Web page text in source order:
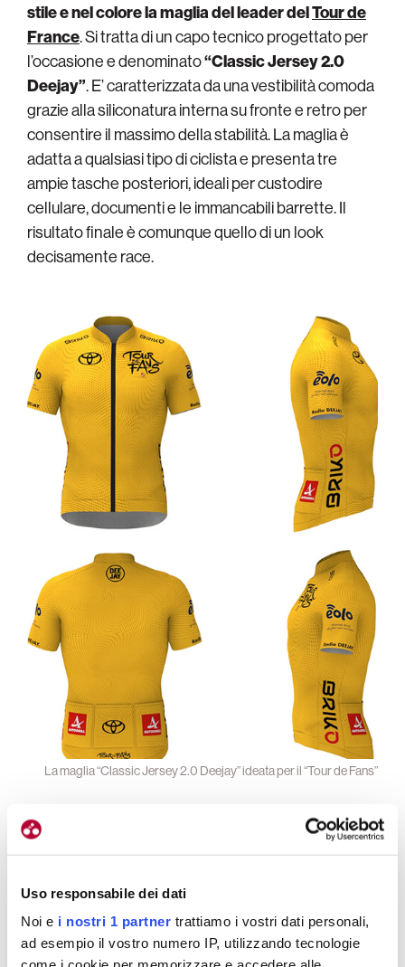
Uso responsabile dei dati
Noi e i nostri 1 partner trattiamo i vostri dati personali,
ad esempio il vostro numero IP, utilizzando tecnologie
stile e nel colore la maglia del leader delTour de
France. Si tratta di un capo tecnico progettato per
l’occasione e denominato“Classic Jersey 2.0
Deejay”. E’ caratterizzata da una vestibilità comoda
grazie alla siliconatura interna su fronte e retro per
consentire il massimo della stabilità. La maglia è
adatta a qualsiasi tipo di ciclista e presenta tre
ampie tasche posteriori, ideali per custodire
cellulare, documenti e le immancabili barrette. Il
risultato finale è comunque quello di un look
decisamente race.
La maglia “Classic Jersey 2.0 Deejay” ideata per il “Tour de Fans”
Un pantaloncino
dedicato
Estrema cura la troviamo anche nelpantaloncino